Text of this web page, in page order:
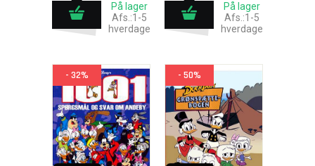
På lager
Afs.:1-5
hverdage
På lager
Afs.:1-5
hverdage
- 32% - 50%